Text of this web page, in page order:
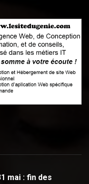
mai : fin des